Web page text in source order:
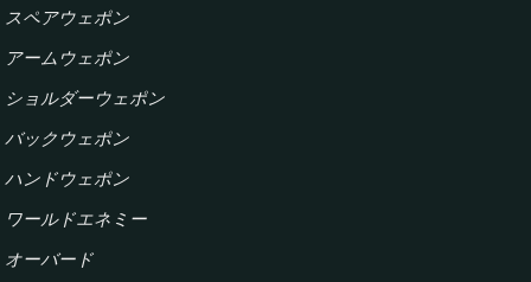
スペアウェポン
アームウェポン
ショルダーウェポン
バックウェポン
ハンドウェポン
ワールドエネミー
オーバード